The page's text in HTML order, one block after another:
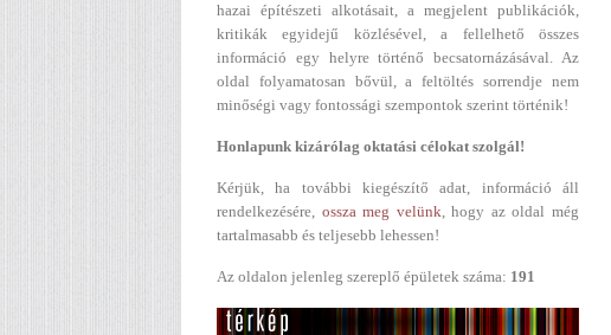
hazai építészeti alkotásait, a megjelent publikációk,
kritikák egyidejű közlésével, a fellelhető összes
információ egy helyre történő becsatornázásával. Az
oldal folyamatosan bővül, a feltöltés sorrendje nem
minőségi vagy fontossági szempontok szerint történik!
Honlapunk kizárólag oktatási célokat szolgál!
Kérjük, ha további kiegészítő adat, információ áll
rendelkezésére, ossza meg velünk, hogy az oldal még
tartalmasabb és teljesebb lehessen!
Az oldalon jelenleg szereplő épületek száma: 191